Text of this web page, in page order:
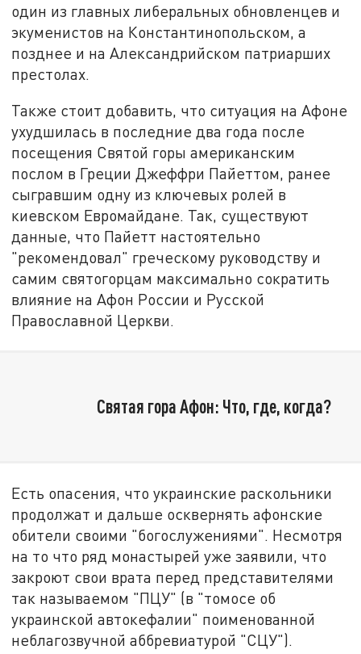
один из главных либеральных обновленцев и
экуменистов на Константинопольском, а
позднее и на Александрийском патриарших
престолах.
Также стоит добавить, что ситуация на Афоне
ухудшилась в последние два года после
посещения Святой горы американским
послом в Греции Джеффри Пайеттом, ранее
сыгравшим одну из ключевых ролей в
киевском Евромайдане. Так, существуют
данные, что Пайетт настоятельно
"рекомендовал" греческому руководству и
самим святогорцам максимально сократить
влияние на Афон России и Русской
Православной Церкви.
Святая гора Афон: Что, где, когда?
Есть опасения, что украинские раскольники
продолжат и дальше осквернять афонские
обители своими "богослужениями". Несмотря
на то что ряд монастырей уже заявили, что
закроют свои врата перед представителями
так называемом "ПЦУ" (в "томосе об
украинской автокефалии" поименованной
неблагозвучной аббревиатурой "СЦУ").